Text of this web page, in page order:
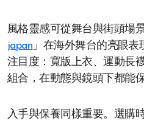
風格靈感可從舞台與街頭場
japan 」在海外舞台的亮眼
注目度：寬版上衣、運動長
組合，在動態與鏡頭下都能
入手與保養同樣重要。選購